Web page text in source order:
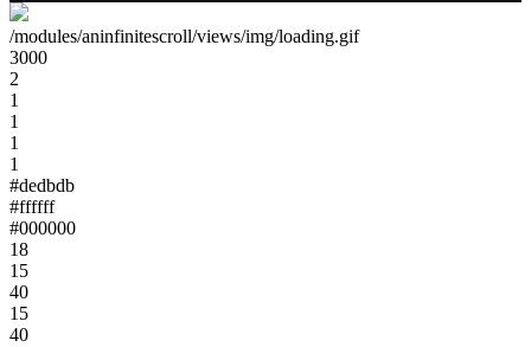
/modules/aninfinitescroll/views/img/loading.gif
3000
2
1
1
1
1
#dedbdb
#ffffff
#000000
18
15
40
15
40